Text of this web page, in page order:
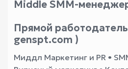
Middle SMM-
Прямой
genspt.com )
Миддл Маркетинг и PR •